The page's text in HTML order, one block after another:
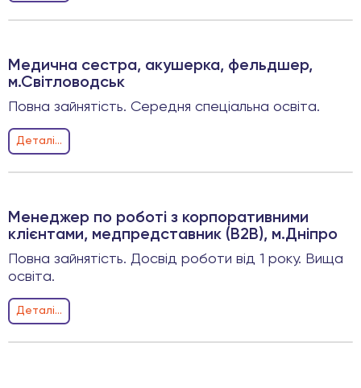
Медична сестра, акушерка, фельдшер,
м.Світловодськ
Повна зайнятість. Середня спеціальна освіта.
Деталi...
Менеджер по роботі з корпоративними
клієнтами, медпредставник (В2В), м.Дніпро
Повна зайнятість. Досвід роботи від 1 року. Вища
освіта.
Деталi...